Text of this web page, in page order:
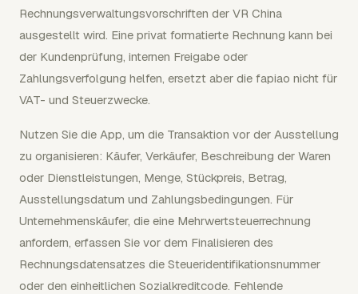
Rechnungsverwaltungsvorschriften der VR China
ausgestellt wird. Eine privat formatierte Rechnung kann bei
der Kundenprüfung, internen Freigabe oder
Zahlungsverfolgung helfen, ersetzt aber die fapiao nicht für
VAT- und Steuerzwecke.
Nutzen Sie die App, um die Transaktion vor der Ausstellung
zu organisieren: Käufer, Verkäufer, Beschreibung der Waren
oder Dienstleistungen, Menge, Stückpreis, Betrag,
Ausstellungsdatum und Zahlungsbedingungen. Für
Unternehmenskäufer, die eine Mehrwertsteuerrechnung
anfordern, erfassen Sie vor dem Finalisieren des
Rechnungsdatensatzes die Steueridentifikationsnummer
oder den einheitlichen Sozialkreditcode. Fehlende